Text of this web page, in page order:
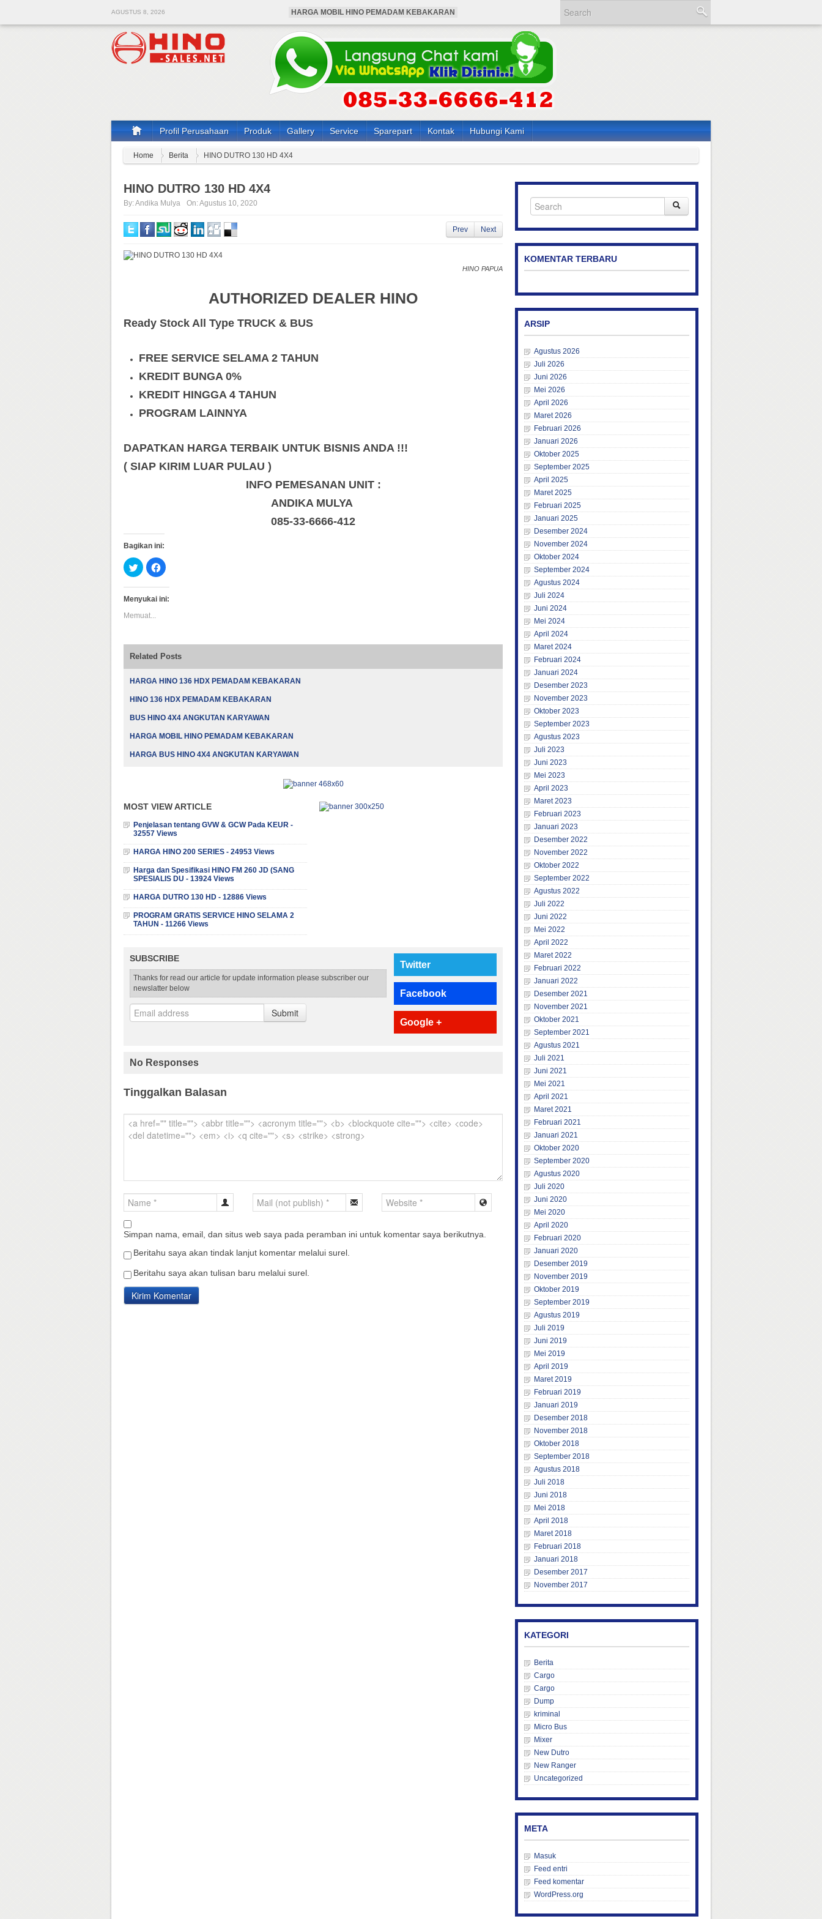
AGUSTUS 8, 2026
HARGA MOBIL HINO PEMADAM KEBAKARAN
HARGA BUS HINO 4X4 ANGKUTAN KARYAWAN
HARGA HINO 136 HDX PEMADAM KEBAKARAN
HINO 136 HDX PEMADAM KEBAKARAN
BUS HINO 4X4 ANGKUTAN KARYAWAN
Profil Perusahaan Produk Gallery Service Sparepart Kontak Hubungi Kami
Home Berita HINO DUTRO 130 HD 4X4
HINO DUTRO 130 HD 4X4
By:Andika Mulya On:Agustus 10, 2020
Prev Next
HINO PAPUA
AUTHORIZED DEALER HINO
Ready Stock All Type TRUCK & BUS
FREE SERVICE SELAMA 2 TAHUN
KREDIT BUNGA 0%
KREDIT HINGGA 4 TAHUN
PROGRAM LAINNYA
DAPATKAN HARGA TERBAIK UNTUK BISNIS ANDA !!!
( SIAP KIRIM LUAR PULAU )
INFO PEMESANAN UNIT :
ANDIKA MULYA
085-33-6666-412
Bagikan ini:
Klik
untuk
berbagi
pada
Twitter(Membuka
di
yang
Klik
untuk
di
Facebook(Membuka
di
Menyukai ini:
Memuat...
Related Posts
HARGA HINO 136 HDX PEMADAM KEBAKARAN
HINO 136 HDX PEMADAM KEBAKARAN
BUS HINO 4X4 ANGKUTAN KARYAWAN
HARGA MOBIL HINO PEMADAM KEBAKARAN
HARGA BUS HINO 4X4 ANGKUTAN KARYAWAN
MOST VIEW ARTICLE
Penjelasan tentang GVW & GCW Pada KEUR -
32557 Views
HARGA HINO 200 SERIES - 24953 Views
Harga dan Spesifikasi HINO FM 260 JD (SANG
SPESIALIS DU - 13924 Views
HARGA DUTRO 130 HD - 12886 Views
PROGRAM GRATIS SERVICE HINO SELAMA 2
TAHUN - 11266 Views
SUBSCRIBE
Thanks for read our article for update information please subscriber our
newslatter below
Submit
Twitter
Facebook
Google +
No Responses
Tinggalkan Balasan
Simpan nama, email, dan situs web saya pada peramban ini untuk komentar saya berikutnya.
Beritahu saya akan tindak lanjut komentar melalui surel.
Beritahu saya akan tulisan baru melalui surel.
KOMENTAR TERBARU
ARSIP
Agustus 2026
Juli 2026
Juni 2026
Mei 2026
April 2026
Maret 2026
Februari 2026
Januari 2026
Oktober 2025
September 2025
April 2025
Maret 2025
Februari 2025
Januari 2025
Desember 2024
November 2024
Oktober 2024
September 2024
Agustus 2024
Juli 2024
Juni 2024
Mei 2024
April 2024
Maret 2024
Februari 2024
Januari 2024
Desember 2023
November 2023
Oktober 2023
September 2023
Agustus 2023
Juli 2023
Juni 2023
Mei 2023
April 2023
Maret 2023
Februari 2023
Januari 2023
Desember 2022
November 2022
Oktober 2022
September 2022
Agustus 2022
Juli 2022
Juni 2022
Mei 2022
April 2022
Maret 2022
Februari 2022
Januari 2022
Desember 2021
November 2021
Oktober 2021
September 2021
Agustus 2021
Juli 2021
Juni 2021
Mei 2021
April 2021
Maret 2021
Februari 2021
Januari 2021
Oktober 2020
September 2020
Agustus 2020
Juli 2020
Juni 2020
Mei 2020
April 2020
Februari 2020
Januari 2020
Desember 2019
November 2019
Oktober 2019
September 2019
Agustus 2019
Juli 2019
Juni 2019
Mei 2019
April 2019
Maret 2019
Februari 2019
Januari 2019
Desember 2018
November 2018
Oktober 2018
September 2018
Agustus 2018
Juli 2018
Juni 2018
Mei 2018
April 2018
Maret 2018
Februari 2018
Januari 2018
Desember 2017
November 2017
KATEGORI
Berita
Cargo
Cargo
Dump
kriminal
Micro Bus
Mixer
New Dutro
New Ranger
Uncategorized
META
Masuk
Feed entri
Feed komentar
WordPress.org